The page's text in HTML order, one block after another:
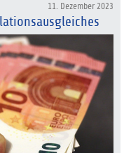
11. Dezember 2023